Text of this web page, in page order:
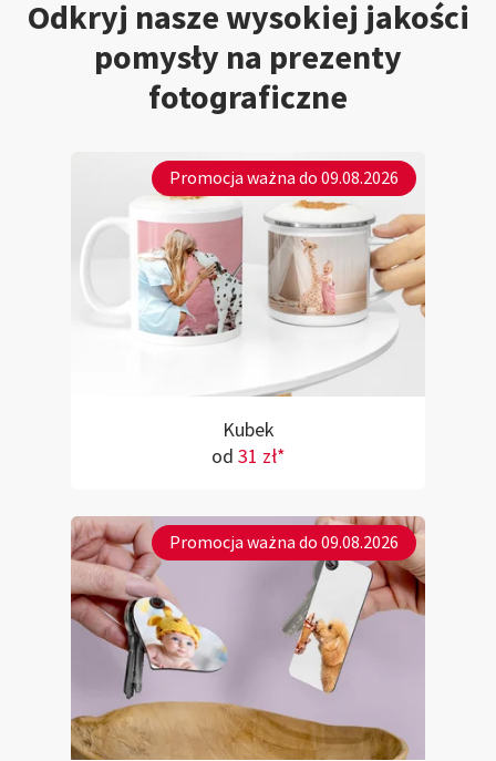
Odkryj nasze wysokiej jakości
pomysły na prezenty
fotograficzne
Promocja ważna do 09.08.2026
Kubek
od 31 zł*
Promocja ważna do 09.08.2026